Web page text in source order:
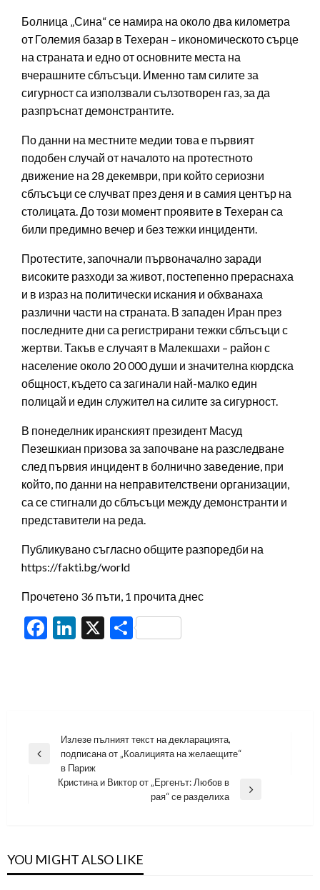
Болница „Сина“ се намира на около два километра
от Големия базар в Техеран – икономическото сърце
на страната и едно от основните места на
вчерашните сблъсъци. Именно там силите за
сигурност са използвали сълзотворен газ, за да
разпръснат демонстрантите.
По данни на местните медии това е първият
подобен случай от началото на протестното
движение на 28 декември, при който сериозни
сблъсъци се случват през деня и в самия център на
столицата. До този момент проявите в Техеран са
били предимно вечер и без тежки инциденти.
Протестите, започнали първоначално заради
високите разходи за живот, постепенно прераснаха
и в израз на политически искания и обхванаха
различни части на страната. В западен Иран през
последните дни са регистрирани тежки сблъсъци с
жертви. Такъв е случаят в Малекшахи – район с
население около 20 000 души и значителна кюрдска
общност, където са загинали най-малко един
полицай и един служител на силите за сигурност.
В понеделник иранският президент Масуд
Пезешкиан призова за започване на разследване
след първия инцидент в болнично заведение, при
който, по данни на неправителствени организации,
са се стигнали до сблъсъци между демонстранти и
представители на реда.
Публикувано съгласно общите разпоредби на
https://fakti.bg/world
Прочетено 36 пъти, 1 прочита днес
Facebook
LinkedIn
X Share
Навигация
Previous
Излезе пълният текст на декларацията,
подписана от „Коалицията на желаещите“
в Париж
Кристина и Виктор от „Ергенът: Любов в
рая“ се разделиха
YOU MIGHT ALSO LIKE